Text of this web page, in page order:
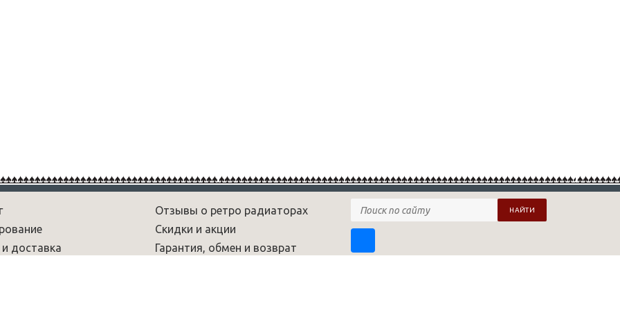
доставка
Отзывы о ретро радиаторах
Скидки и акции
Гарантия, обмен и возврат
НАЙТИ